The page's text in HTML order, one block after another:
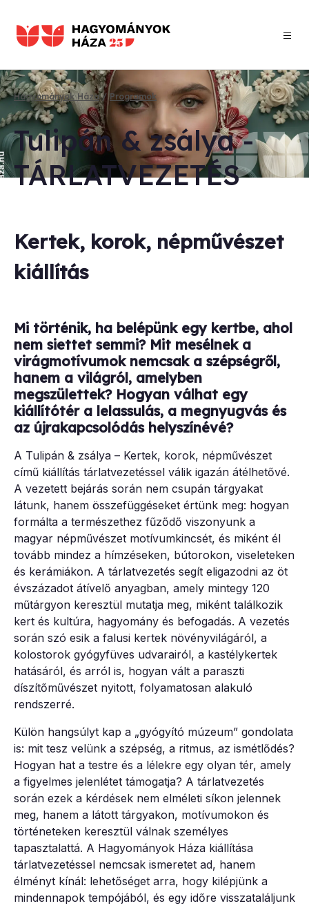
tartalomra
Morzsa
Hagyományok Háza Programok
Tu­li­pán & zsá­lya -
TÁR­LAT­VE­ZE­TÉS
Kertek, korok, népművészet
kiállítás
Mi történik, ha belépünk egy kertbe, ahol
nem siettet semmi? Mit mesélnek a
virágmotívumok nemcsak a szépségről,
hanem a világról, amelyben
megszülettek? Hogyan válhat egy
kiállítótér a lelassulás, a megnyugvás és
az újrakapcsolódás helyszínévé?
A Tulipán & zsálya – Kertek, korok, népművészet
című kiállítás tárlatvezetéssel válik igazán átélhetővé.
A vezetett bejárás során nem csupán tárgyakat
látunk, hanem összefüggéseket értünk meg: hogyan
formálta a természethez fűződő viszonyunk a
magyar népművészet motívumkincsét, és miként él
tovább mindez a hímzéseken, bútorokon, viseleteken
és kerámiákon. A tárlatvezetés segít eligazodni az öt
évszázadot átívelő anyagban, amely mintegy 120
műtárgyon keresztül mutatja meg, miként találkozik
kert és kultúra, hagyomány és befogadás. A vezetés
során szó esik a falusi kertek növényvilágáról, a
kolostorok gyógyfüves udvarairól, a kastélykertek
hatásáról, és arról is, hogyan vált a paraszti
díszítőművészet nyitott, folyamatosan alakuló
rendszerré.
Külön hangsúlyt kap a „gyógyító múzeum” gondolata
is: mit tesz velünk a szépség, a ritmus, az ismétlődés?
Hogyan hat a testre és a lélekre egy olyan tér, amely
a figyelmes jelenlétet támogatja? A tárlatvezetés
során ezek a kérdések nem elméleti síkon jelennek
meg, hanem a látott tárgyakon, motívumokon és
történeteken keresztül válnak személyes
tapasztalattá. A Hagyományok Háza kiállítása
tárlatvezetéssel nemcsak ismeretet ad, hanem
élményt kínál: lehetőséget arra, hogy kilépjünk a
mindennapok tempójából, és egy időre visszataláljunk